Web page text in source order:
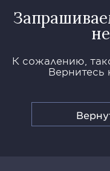
К сожалению,
Вернитесь